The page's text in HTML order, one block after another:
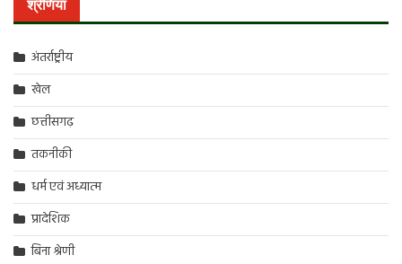
श्रेणियां
अंतर्राष्ट्रीय
खेल
छत्तीसगढ़
तकनीकी
धर्म एवं अध्यात्म
प्रादेशिक
बिना श्रेणी